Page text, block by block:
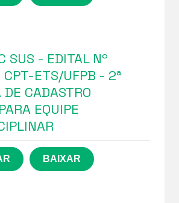
SUS - EDITAL Nº
ETS/UFPB - 2ª
CADASTRO
EQUIPE